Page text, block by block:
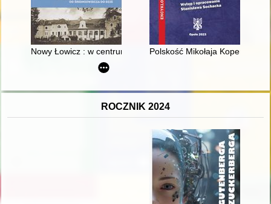
Nowy Łowicz : w centrum poligonu drawskiego od
Polskość Mikołaja Kopernika z
ROCZNIK 2024